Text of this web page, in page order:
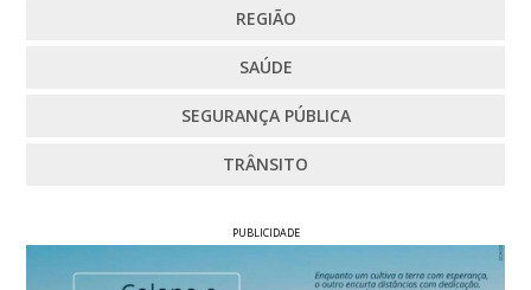
REGIÃO
SAÚDE
SEGURANÇA PÚBLICA
TRÂNSITO
PUBLICIDADE